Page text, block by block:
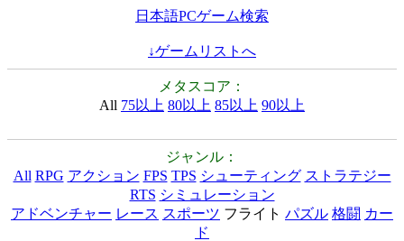
日本語PCゲーム検索
↓ゲームリストへ
メタスコア：
All 75以上 80以上 85以上 90以上
ジャンル：
All RPG アクション FPS TPS シューティング ストラテジー
RTS シミュレーション
アドベンチャー レース スポーツ フライト パズル 格闘 カー
ド